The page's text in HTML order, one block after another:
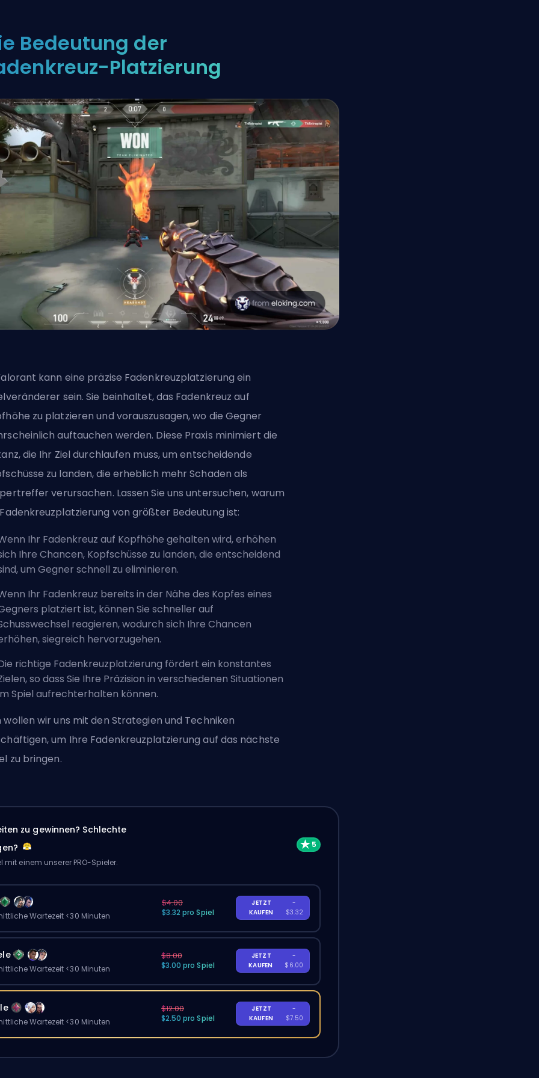
Bedeutung der
Platzierung
kann eine präzise Fadenkreuzplatzierung ein
sein. Sie beinhaltet, das Fadenkreuz auf
zu platzieren und vorauszusagen, wo die Gegner
auftauchen werden. Diese Praxis minimiert die
die Ihr Ziel durchlaufen muss, um entscheidende
zu landen, die erheblich mehr Schaden als
verursachen. Lassen Sie uns untersuchen, warum
von größter Bedeutung ist:
Ihr Fadenkreuz auf Kopfhöhe gehalten wird, erhöhen
Ihre Chancen, Kopfschüsse zu landen, die entscheidend
um Gegner schnell zu eliminieren.
Ihr Fadenkreuz bereits in der Nähe des Kopfes eines
platziert ist, können Sie schneller auf
reagieren, wodurch sich Ihre Chancen
siegreich hervorzugehen.
richtige Fadenkreuzplatzierung fördert ein konstantes
so dass Sie Ihre Präzision in verschiedenen Situationen
Spiel aufrechterhalten können.
wollen wir uns mit den Strategien und Techniken
um Ihre Fadenkreuzplatzierung auf das nächste
zu bringen.
zu gewinnen? Schlechte
mit einem unserer PRO-Spieler.
Wartezeit <30 Minuten
$4.00
$3.32 pro Spiel
JETZT
KAUFEN
-
$3.32
Wartezeit <30 Minuten
$8.00
$3.00 pro Spiel
JETZT
KAUFEN
-
$6.00
Wartezeit <30 Minuten
$12.00
$2.50 pro Spiel
JETZT
KAUFEN
-
$7.50